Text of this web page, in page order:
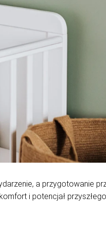
a przygotowanie
i potencjał